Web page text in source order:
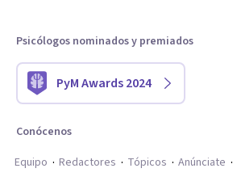
Psicólogos nominados y premiados
PyM Awards 2024
Conócenos
Equipo
Redactores Tópicos Anúnciate